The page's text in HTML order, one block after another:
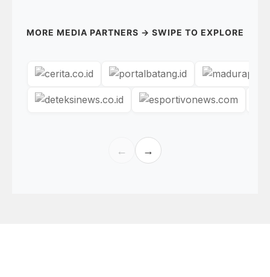
MORE MEDIA PARTNERS → SWIPE TO EXPLORE
← →